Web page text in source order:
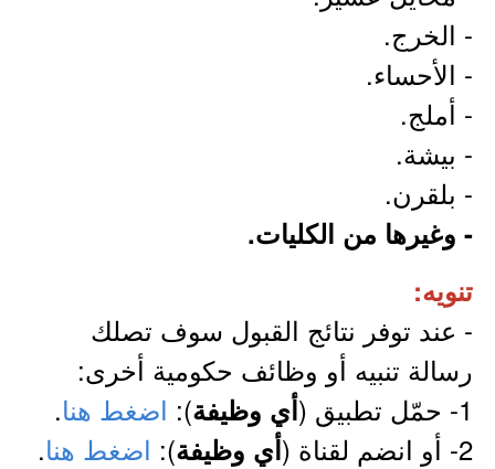
- الخرج.
- الأحساء.
- أملج.
- بيشة.
- بلقرن.
- وغيرها من الكليات.
تنويه:
- عند توفر نتائج القبول سوف تصلك
رسالة تنبيه أو وظائف حكومية أخرى:
1- حمّل تطبيق (
أي وظيفة): اضغط هنا.
2- أو انضم لقناة (
أي وظيفة): اضغط هنا.